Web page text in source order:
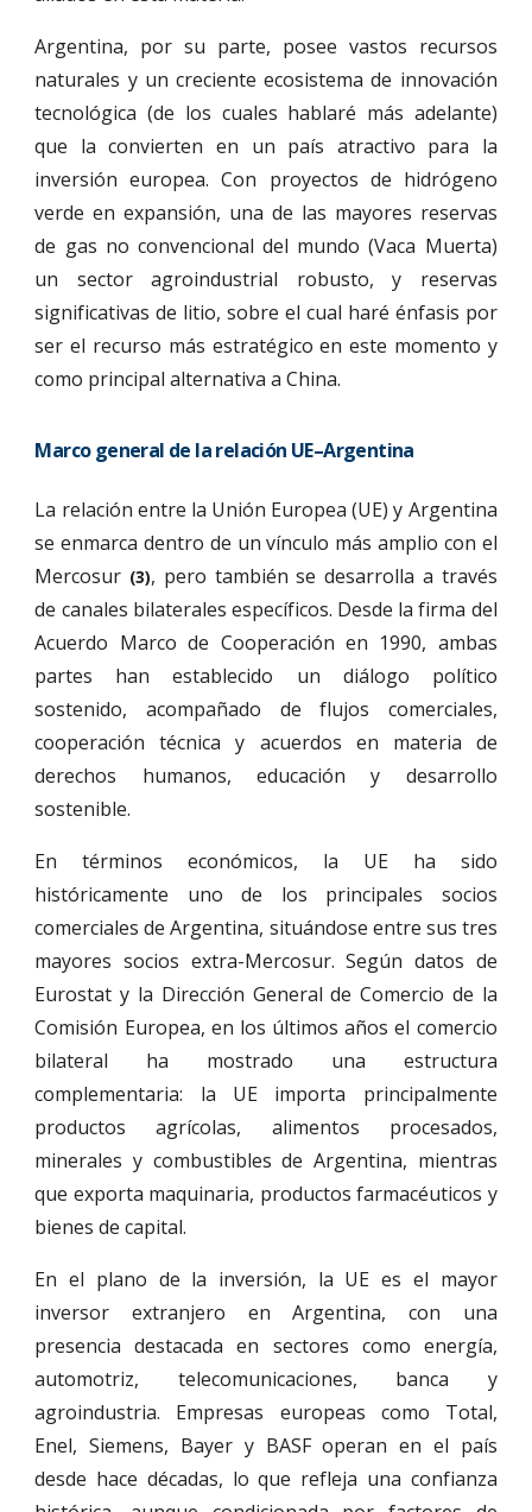
Argentina, por su parte, posee vastos recursos
naturales y un creciente ecosistema de innovación
tecnológica (de los cuales hablaré más adelante)
que la convierten en un país atractivo para la
inversión europea. Con proyectos de hidrógeno
verde en expansión, una de las mayores reservas
de gas no convencional del mundo (Vaca Muerta)
un sector agroindustrial robusto, y reservas
significativas de litio, sobre el cual haré énfasis por
ser el recurso más estratégico en este momento y
como principal alternativa a China.
Marco general de la relación UE–Argentina
La relación entre la Unión Europea (UE) y Argentina
se enmarca dentro de un vínculo más amplio con el
Mercosur (3), pero también se desarrolla a través
de canales bilaterales específicos. Desde la firma del
Acuerdo Marco de Cooperación en 1990, ambas
partes han establecido un diálogo político
sostenido, acompañado de flujos comerciales,
cooperación técnica y acuerdos en materia de
derechos humanos, educación y desarrollo
sostenible.
En términos económicos, la UE ha sido
históricamente uno de los principales socios
comerciales de Argentina, situándose entre sus tres
mayores socios extra-Mercosur. Según datos de
Eurostat y la Dirección General de Comercio de la
Comisión Europea, en los últimos años el comercio
bilateral ha mostrado una estructura
complementaria: la UE importa principalmente
productos agrícolas, alimentos procesados,
minerales y combustibles de Argentina, mientras
que exporta maquinaria, productos farmacéuticos y
bienes de capital.
En el plano de la inversión, la UE es el mayor
inversor extranjero en Argentina, con una
presencia destacada en sectores como energía,
automotriz, telecomunicaciones, banca y
agroindustria. Empresas europeas como Total,
Enel, Siemens, Bayer y BASF operan en el país
desde hace décadas, lo que refleja una confianza